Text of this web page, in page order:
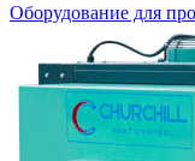
Оборудование для